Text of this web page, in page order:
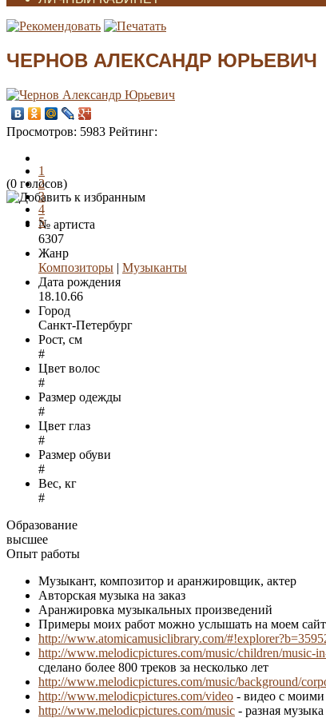
ЧЕРНОВ АЛЕКСАНДР ЮРЬЕВИЧ
Просмотров: 5983 Рейтинг:
1
2
3
4
5
(0 голосов)
№ артиста
6307
Жанр
Композиторы | Музыканты
Дата рождения
18.10.66
Город
Санкт-Петербург
Рост, см
#
Цвет волос
#
Размер одежды
#
Цвет глаз
#
Размер обуви
#
Вес, кг
#
Образование
высшее
Опыт работы
Музыкант, композитор и аранжировщик, актер
Авторская музыка на заказ
Аранжировка музыкальных произведений
Примеры моих работ можно услышать на моем
http://www.atomicamusiclibrary.com/
http://www.melodicpictures.com/music/children/music-
сделано более 800 треков за несколько лет
http://www.melodicpictures.com/music/background/
http://www.melodicpictures.com/video - видео с моими
http://www.melodicpictures.com/music - разная музыка